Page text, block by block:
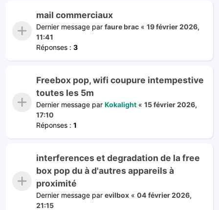
mail commerciaux
Dernier message par faure brac « 19 février 2026,
11:41
Réponses : 3
Freebox pop, wifi coupure intempestive
toutes les 5m
Dernier message par Kokalight « 15 février 2026,
17:10
Réponses : 1
interferences et degradation de la free
box pop du à d'autres appareils à
proximité
Dernier message par evilbox « 04 février 2026,
21:15